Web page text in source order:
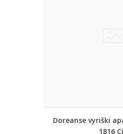
Doreanse vyriški
1816